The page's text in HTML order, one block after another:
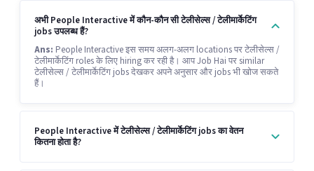
अभी People Interactive में कौन-कौन सी टेलीसेल्स / टेलीमार्केटिंग
jobs उपलब्ध हैं?
Ans: People Interactive इस समय अलग-अलग locations पर टेलीसेल्स /
टेलीमार्केटिंग roles के लिए hiring कर रही है। आप Job Hai पर similar
टेलीसेल्स / टेलीमार्केटिंग jobs देखकर अपने अनुसार और jobs भी खोज सकते
हैं।
People Interactive में टेलीसेल्स / टेलीमार्केटिंग jobs का वेतन
कितना होता है?